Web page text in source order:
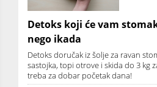
Detoks koji će vam
nego ikada
Detoks doručak iz šolje za ravan
sastojka, topi otrove i skida do 3 kg
treba za dobar početak dana!